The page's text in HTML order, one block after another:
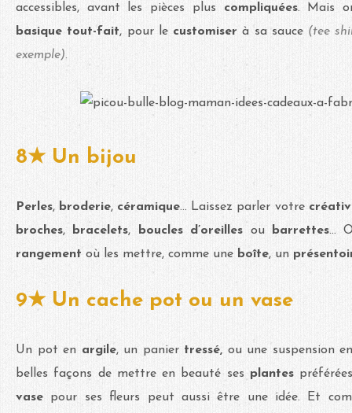
accessibles, avant les pièces plus compliquées. Mais
basique tout-fait, pour le customiser à sa sauce(tee
exemple).
8★ Un bijou
Perles, broderie, céramique... Laissez parler votre
broches, bracelets, boucles d’oreilles ou barrettes...
rangement où les mettre, comme une boîte, un
9★ Un cache pot ou un vase
Un pot en argile, un paniertressé, ou une suspension
belles façons de mettre en beauté ses plantes
vase pour ses fleurs peut aussi être une idée. Et